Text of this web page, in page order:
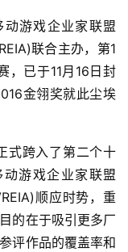
游戏企业家联盟
联合主办，第1
，已于11月16日封
金翎奖就此尘埃
跨入了第二个十
游戏企业家联盟
顺应时势，重
的在于吸引更多厂
评作品的覆盖率和